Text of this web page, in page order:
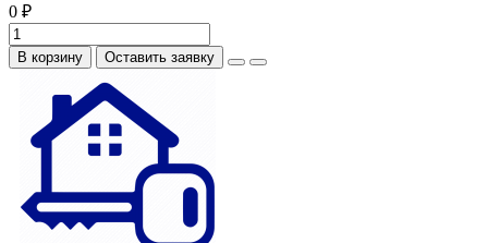
0 ₽
В корзину Оставить заявку